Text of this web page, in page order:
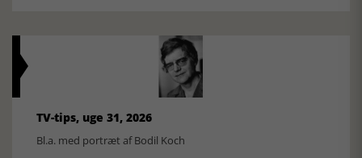
TV-tips, uge 31, 2026
Bl.a. med portræt af Bodil Koch